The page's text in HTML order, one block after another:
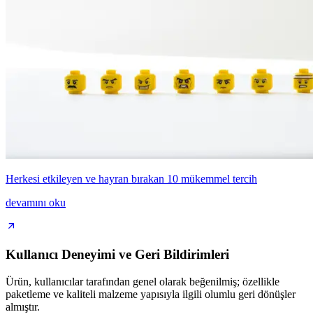
Herkesi etkileyen ve hayran bırakan 10 mükemmel tercih
devamını oku
Kullanıcı Deneyimi ve Geri Bildirimleri
Ürün, kullanıcılar tarafından genel olarak beğenilmiş; özellikle
paketleme ve kaliteli malzeme yapısıyla ilgili olumlu geri dönüşler
almıştır.